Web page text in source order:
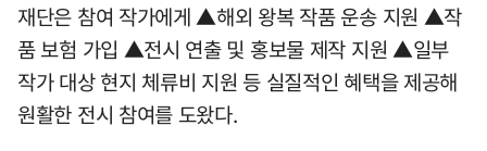
재단은 참여 작가에게 ▲해외 왕복 작품 운송 지원 ▲작
품 보험 가입 ▲전시 연출 및 홍보물 제작 지원 ▲일부
작가 대상 현지 체류비 지원 등 실질적인 혜택을 제공해
원활한 전시 참여를 도왔다.